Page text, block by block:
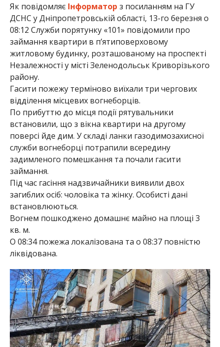
Як повідомляє Інформатор з посиланням на ГУ
ДСНС у Дніпропетровській області, 13-го березня о
08:12 Служби порятунку «101» повідомили про
займання квартири в п’ятиповерховому
житловому будинку, розташованому на проспекті
Незалежності у місті Зеленодольськ Криворізького
району.
Гасити пожежу терміново виїхали три чергових
відділення місцевих вогнеборців.
По прибуттю до місця події рятувальники
встановили, що з вікна квартири на другому
поверсі йде дим. У складі ланки газодимозахисної
служби вогнеборці потрапили всередину
задимленого помешкання та почали гасити
займання.
Під час гасіння надзвичайники виявили двох
загиблих осіб: чоловіка та жінку. Особисті дані
встановлюються.
Вогнем пошкоджено домашнє майно на площі 3
кв. м.
О 08:34 пожежа локалізована та о 08:37 повністю
ліквідована.